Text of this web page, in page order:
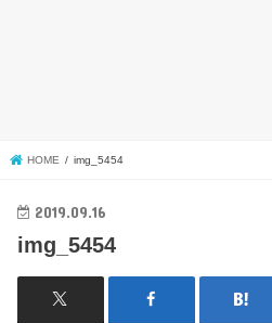
HOME img_5454
2019.09.16
img_5454